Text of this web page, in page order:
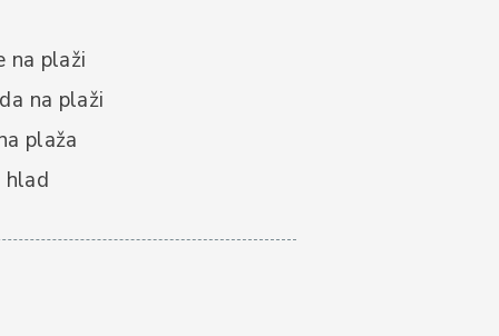
na plaži
na plaži
plaža
hlad